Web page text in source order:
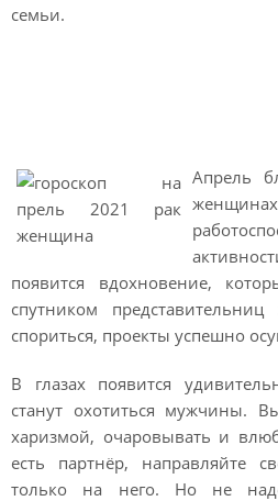
семьи.
Апрель
появится вдохновение,
спутником
спориться, проекты успешно
В глазах появится
станут охотиться мужчины.
харизмой, очаровывать и
есть партнёр, направляйте
только на него. Но не